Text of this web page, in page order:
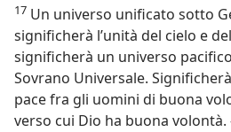
17 Un universo unificato sotto
significherà l’unità del cielo e
significherà un universo
Sovrano Universale.
pace fra gli uomini di buona
verso cui Dio ha buona